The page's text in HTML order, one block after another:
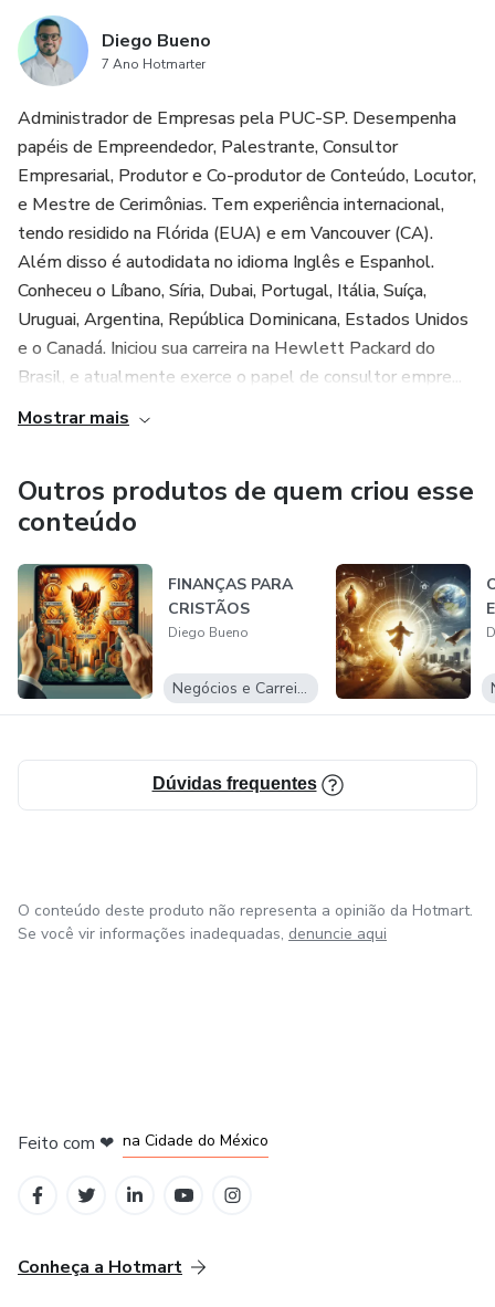
Diego Bueno
7 Ano Hotmarter
Administrador de Empresas pela PUC-SP. Desempenha
papéis de Empreendedor, Palestrante, Consultor
Empresarial, Produtor e Co-produtor de Conteúdo, Locutor,
e Mestre de Cerimônias. Tem experiência internacional,
tendo residido na Flórida (EUA) e em Vancouver (CA).
Além disso é autodidata no idioma Inglês e Espanhol.
Conheceu o Líbano, Síria, Dubai, Portugal, Itália, Suíça,
Uruguai, Argentina, República Dominicana, Estados Unidos
e o Canadá. Iniciou sua carreira na Hewlett Packard do
Brasil, e atualmente exerce o papel de consultor empre...
Mostrar mais
Outros produtos de quem criou esse
conteúdo
FINANÇAS PARA
CRISTÃOS
Diego Bueno
Negócios e Carreira
Dúvidas frequentes
O conteúdo deste produto não representa a opinião da Hotmart.
Se você vir informações inadequadas, denuncie aqui
Feito com ❤ na Cidade do México
Conheça a Hotmart